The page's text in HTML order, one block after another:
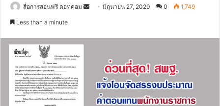
สื่อการสอนฟรี ดอทคอม
Sendมิถุนายน 27, 2020 0 1,749
Less than a minute